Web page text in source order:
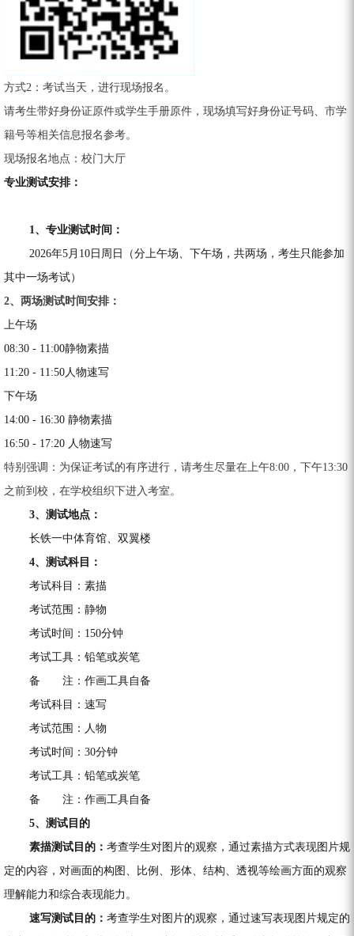
方式2：考试当天，进行现场报名。
请考生带好身份证原件或学生手册原件，现场填写好身份证号码、市学
籍号等相关信息报名参考。
现场报名地点：校门大厅
专业测试安排：
1、专业测试时间：
2026年5月10日周日（分上午场、下午场，共两场，考生只能参加
其中一场考试）
2、两场测试时间安排：
上午场
08:30 - 11:00静物素描
11:20 - 11:50人物速写
下午场
14:00 - 16:30 静物素描
16:50 - 17:20 人物速写
特别强调：为保证考试的有序进行，请考生尽量在上午8:00，下午13:30
之前到校，在学校组织下进入考室。
3、测试地点：
长铁一中体育馆、双翼楼
4、测试科目：
考试科目：素描
考试范围：静物
考试时间：150分钟
考试工具：铅笔或炭笔
备
注：作画工具自备
考试科目：速写
考试范围：人物
考试时间：30分钟
考试工具：铅笔或炭笔
备
注：作画工具自备
5、测试目的
素描测试目的： 考查学生对图片的观察，通过素描方式表现图片规
定的内容，对画面的构图、比例、形体、结构、透视等绘画方面的观察
理解能力和综合表现能力。
速写测试目的： 考查学生对图片的观察，通过速写表现图片规定的